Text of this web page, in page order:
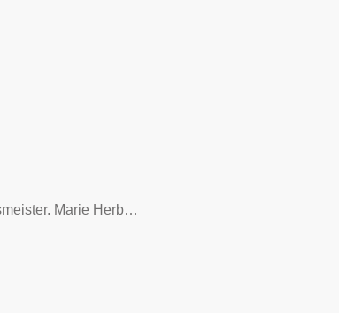
Marie Herb…